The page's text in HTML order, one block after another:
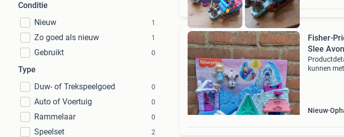
Conditie
Nieuw
1
Zo goed als nieuw 1
Gebruikt 0
Type
Duw- of Trekspeelgoed
0
Auto of Voertuig 0
Rammelaar 0
Speelset 2
Fisher-
Slee
kunnen
Nieuw